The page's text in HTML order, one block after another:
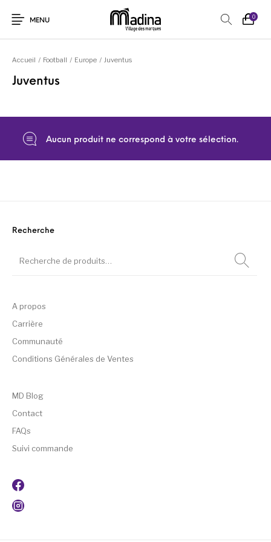
MENU
0
Accueil / Football / Europe / Juventus
Juventus
Aucun produit ne correspond à votre sélection.
Recherche
A propos
Carrière
Communauté
Conditions Générales de Ventes
MD Blog
Contact
FAQs
Suivi commande